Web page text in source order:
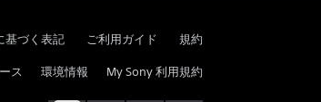
基づく表記 ご利用ガイド 規約
ス 環境情報 My Sony 利用規約